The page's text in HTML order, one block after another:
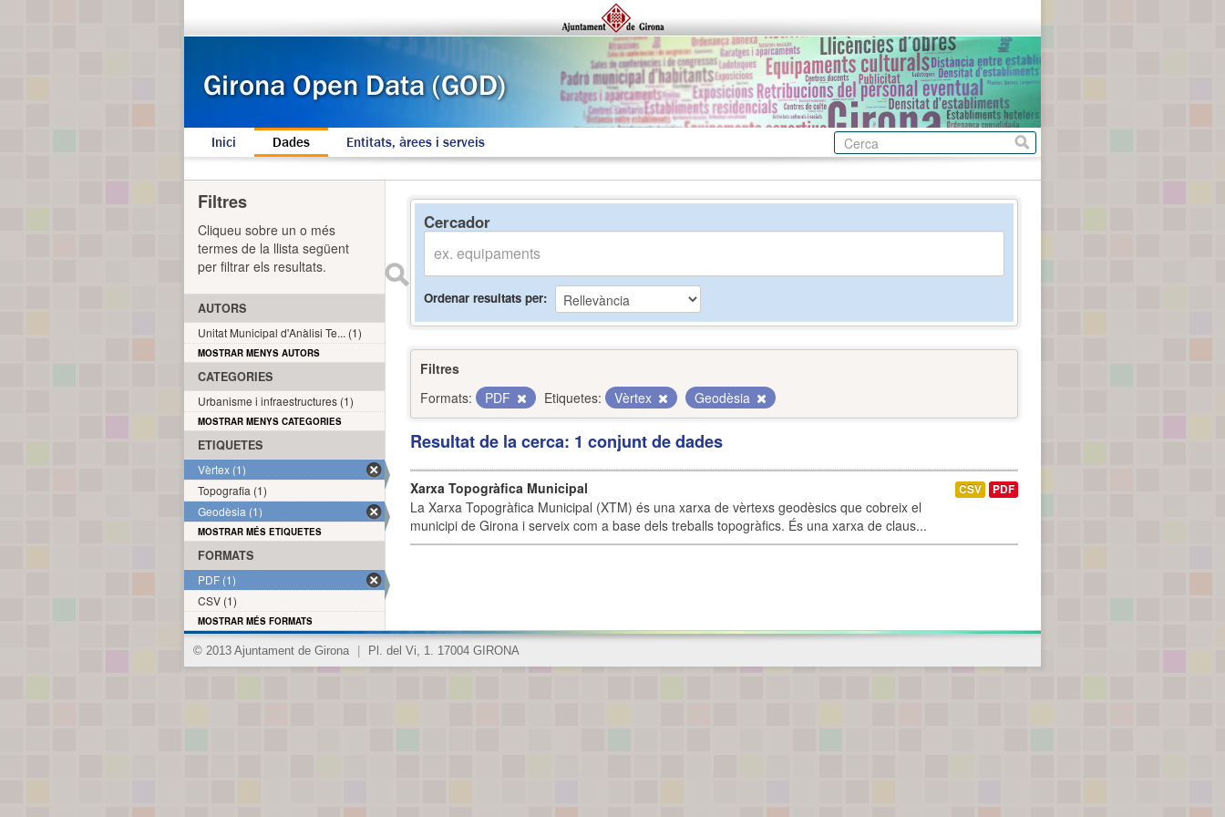
Inici Dades Entitats, àrees i serveis
Cercador
Ordenar resultats per
Filtres
Formats:
PDF Etiquetes: Vèrtex Geodèsia
Resultat de la cerca: 1 conjunt de dades
Xarxa Topogràfica Municipal
La Xarxa Topogràfica Municipal (XTM) és una xarxa de vèrtexs geodèsics que cobreix el
municipi de Girona i serveix com a base dels treballs topogràfics. És una xarxa de claus...
CSV PDF
Filtres
Cliqueu sobre un o més
termes de la llista següent
per filtrar els resultats.
AUTORS
Unitat Municipal d'Anàlisi Te... (1)
MOSTRAR MENYS AUTORS
CATEGORIES
Urbanisme i infraestructures (1)
MOSTRAR MENYS CATEGORIES
ETIQUETES
Vèrtex (1)
Topografia (1)
Geodèsia (1)
MOSTRAR MÉS ETIQUETES
FORMATS
PDF (1)
CSV (1)
MOSTRAR MÉS FORMATS
© 2013 Ajuntament de Girona Pl. del Vi, 1. 17004 GIRONA